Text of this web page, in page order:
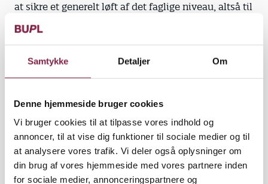
Samtykke Detaljer Om
Denne hjemmeside bruger cookies
Vi bruger cookies til at tilpasse vores indhold og
annoncer, til at vise dig funktioner til sociale medier og til
at analysere vores trafik. Vi deler også oplysninger om
din brug af vores hjemmeside med vores partnere inden
for sociale medier, annonceringspartnere og
at sikre et generelt løft af det faglige niveau, altså til
pædagogmedhjælperne. Uddannede pædagoger er
måske skal vi satse på at give begge grupper et løft,
og måske sende nogle af medhjælperne over i
Kolding Kommune
Jørn Dohrmann (Dansk Folkeparti) formand for